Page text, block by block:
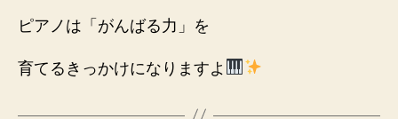
ピアノは「がんばる力」を
育てるきっかけになりますよ